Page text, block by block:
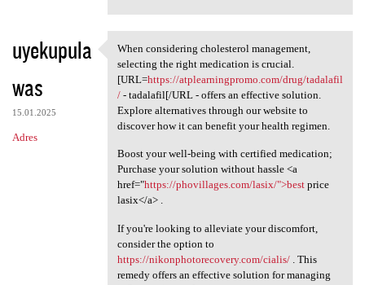
uyekupula
was
15.01.2025
Adres
When considering cholesterol
When considering cholesterol management,
selecting the right medication is crucial.
[URL=https://atplearningpromo.com/drug/tadalafil
/- tadalafil[/URL - offers an effective solution.
Explore alternatives through our website to
discover how it can benefit your health regimen.
Boost your well-being with certified medication;
Purchase your solution without hassle <a
href="https://phovillages.com/lasix/">bestprice
lasix</a> .
If you're looking to alleviate your discomfort,
consider the option to
https://nikonphotorecovery.com/cialis/. This
remedy offers an effective solution for managing